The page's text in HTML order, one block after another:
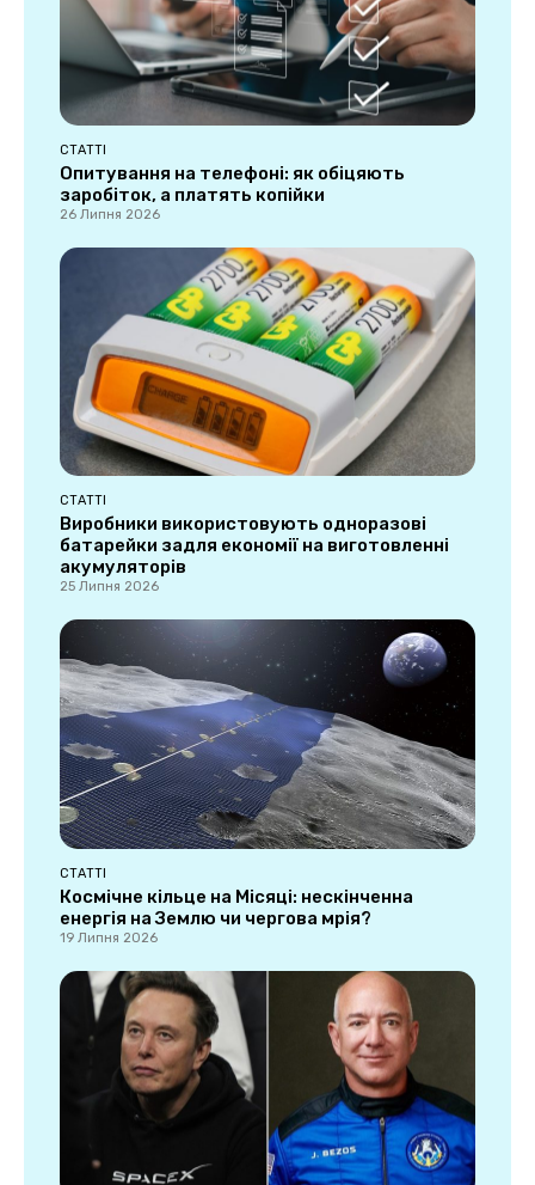
СТАТТІ
Опитування на телефоні: як обіцяють
заробіток, а платять копійки
26 Липня 2026
СТАТТІ
Виробники використовують одноразові
батарейки задля економії на виготовленні
акумуляторів
25 Липня 2026
СТАТТІ
Космічне кільце на Місяці: нескінченна
енергія на Землю чи чергова мрія?
19 Липня 2026